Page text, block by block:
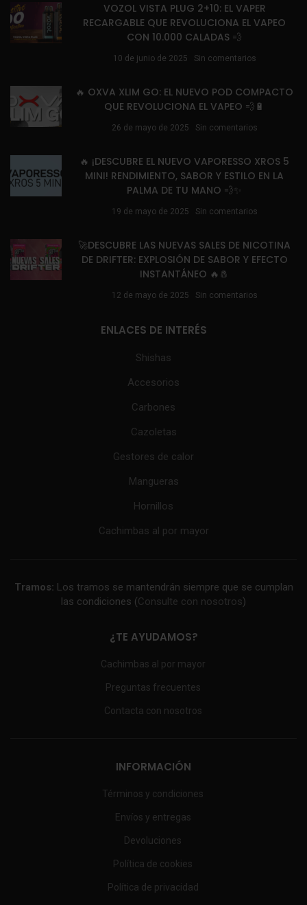
VOZOL VISTA PLUG 2+10: EL VAPER
RECARGABLE QUE REVOLUCIONA EL VAPEO
CON 10.000 CALADAS 💨
10 de junio de 2025 Sin comentarios
🔥 OXVA XLIM GO: EL NUEVO POD COMPACTO
QUE REVOLUCIONA EL VAPEO 💨🔋
26 de mayo de 2025 Sin comentarios
🔥 ¡DESCUBRE EL NUEVO VAPORESSO XROS 5
MINI! RENDIMIENTO, SABOR Y ESTILO EN LA
PALMA DE TU MANO 💨✨
19 de mayo de 2025 Sin comentarios
🚀DESCUBRE LAS NUEVAS SALES DE NICOTINA
DE DRIFTER: EXPLOSIÓN DE SABOR Y EFECTO
INSTANTÁNEO 🔥🧂
12 de mayo de 2025 Sin comentarios
ENLACES DE INTERÉS
Shishas
Accesorios
Carbones
Cazoletas
Gestores de calor
Mangueras
Hornillos
Cachimbas al por mayor
Tramos: Los tramos se mantendrán siempre que se cumplan
las condiciones (Consulte con nosotros)
¿TE AYUDAMOS?
Cachimbas al por mayor
Preguntas frecuentes
Contacta con nosotros
INFORMACIÓN
Términos y condiciones
Envíos y entregas
Devoluciones
Política de cookies
Política de privacidad